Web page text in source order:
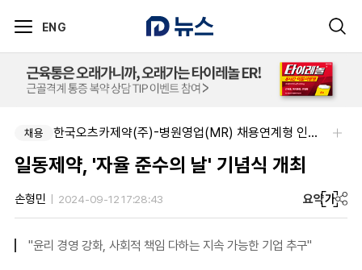
ENG
채용 한국오츠카제약(주)-병원영업(MR) 채용연계형 인턴(신입사원) 모집 공고
일동제약, '자율 준수의 날' 기념식 개최
손형민 2024-09-12 17:28:43 요약가
"윤리 경영 강화, 사회적 책임 다하는 지속 가능한 기업 추구"